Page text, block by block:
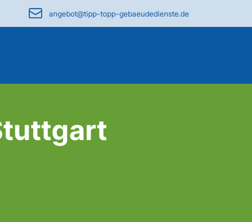
angebot@tipp-topp-gebaeudedienste.de